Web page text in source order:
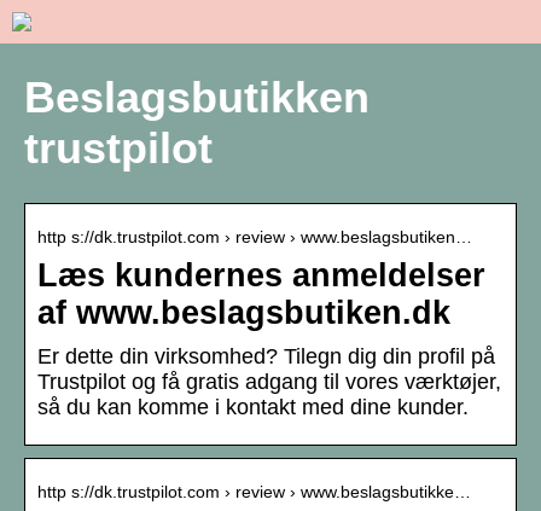
Beslagsbutikken
trustpilot
http s://dk.trustpilot.com › review › www.beslagsbutiken…
Læs kundernes anmeldelser
af www.beslagsbutiken.dk
Er dette din virksomhed? Tilegn dig din profil på
Trustpilot og få gratis adgang til vores værktøjer,
så du kan komme i kontakt med dine kunder.
http s://dk.trustpilot.com › review › www.beslagsbutikke…